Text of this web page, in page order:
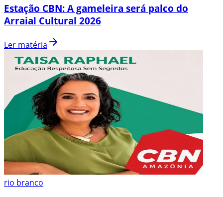
Estação CBN: A gameleira será palco do
Arraial Cultural 2026
Ler matéria
rio branco